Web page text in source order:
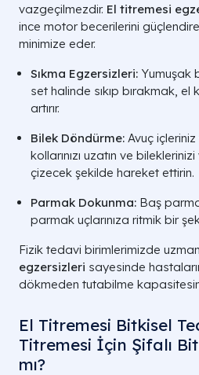
vazgeçilmezdir. El titremesi
ince motor becerilerini
minimize eder.
Sıkma Egzersizleri: Yumuşak
set halinde sıkıp bırakmak, el
artırır.
Bilek Döndürme: Avuç
kollarınızı uzatın ve
çizecek şekilde hareket ettirin.
Parmak Dokunma: Baş
parmak uçlarınıza ritmik bir
Fizik tedavi birimlerimizde
egzersizleri sayesinde
dökmeden tutabilme
El Titremesi Bitkisel
Titremesi İçin Şifalı
mı?